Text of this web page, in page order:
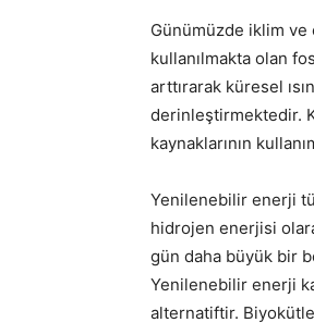
Günümüzde iklim
kullanılmakta olan
arttırarak küresel
derinleştirmektedir.
kaynaklarının
Yenilenebilir enerji
hidrojen enerjisi
gün daha büyük bir
Yenilenebilir enerji
alternatiftir.